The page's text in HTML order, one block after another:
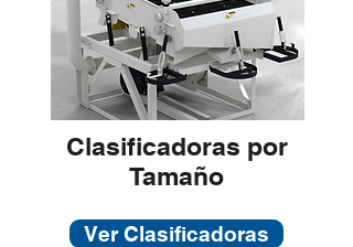
Clasificadoras por
Tamaño
Ver Clasificadoras